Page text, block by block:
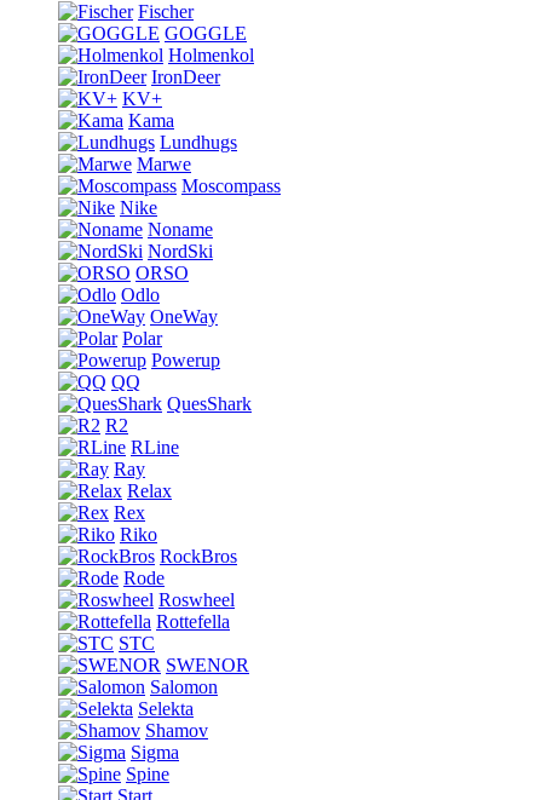
Fischer
GOGGLE
Holmenkol
IronDeer
KV+
Kama
Lundhugs
Marwe
Moscompass
Nike
Noname
NordSki
ORSO
Odlo
OneWay
Polar
Powerup
QQ
QuesShark
R2
RLine
Ray
Relax
Rex
Riko
RockBros
Rode
Roswheel
Rottefella
STC
SWENOR
Salomon
Selekta
Shamov
Sigma
Spine
Start